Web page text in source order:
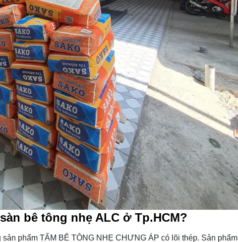
bê tông nhẹ ALC ở Tp.HCM?
sản phẩm TẤM BÊ TÔNG NHẸ CHƯNG ÁP có lõi thép. Sản phẩm